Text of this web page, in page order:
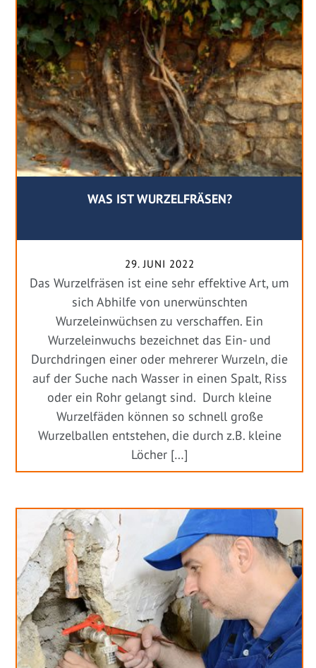
WAS IST WURZELFRÄSEN?
29. JUNI 2022
Das Wurzelfräsen ist eine sehr effektive Art, um
sich Abhilfe von unerwünschten
Wurzeleinwüchsen zu verschaffen. Ein
Wurzeleinwuchs bezeichnet das Ein- und
Durchdringen einer oder mehrerer Wurzeln, die
auf der Suche nach Wasser in einen Spalt, Riss
oder ein Rohr gelangt sind. Durch kleine
Wurzelfäden können so schnell große
Wurzelballen entstehen, die durch z.B. kleine
Löcher […]